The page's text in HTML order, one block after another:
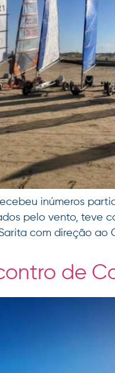
inúmeros
pelo vento, teve
com direção ao
de